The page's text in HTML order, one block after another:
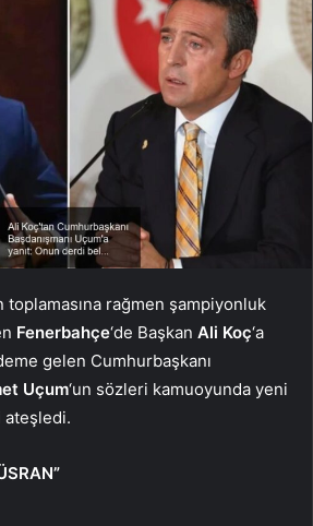
toplamasına rağmen şampiyonluk
Fenerbahçe‘de Başkan Ali Koç‘a
gelen Cumhurbaşkanı
Uçum‘un sözleri kamuoyunda yeni
ateşledi.